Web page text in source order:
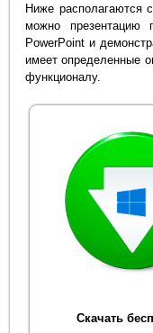
Ниже располагаются
можно презентацию
PowerPoint и
имеет определенные
функционалу.
Скачать